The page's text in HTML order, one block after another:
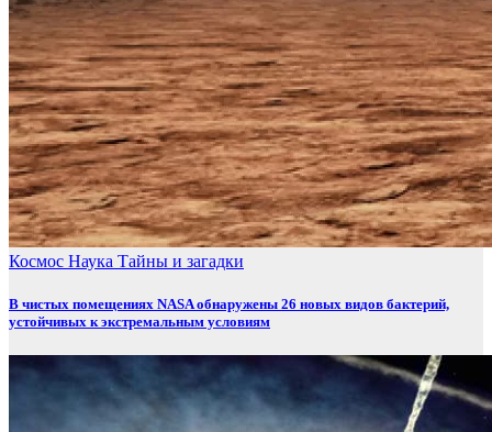
Космос Наука Тайны и загадки
В чистых помещениях NASA обнаружены 26 новых видов бактерий,
устойчивых к экстремальным условиям